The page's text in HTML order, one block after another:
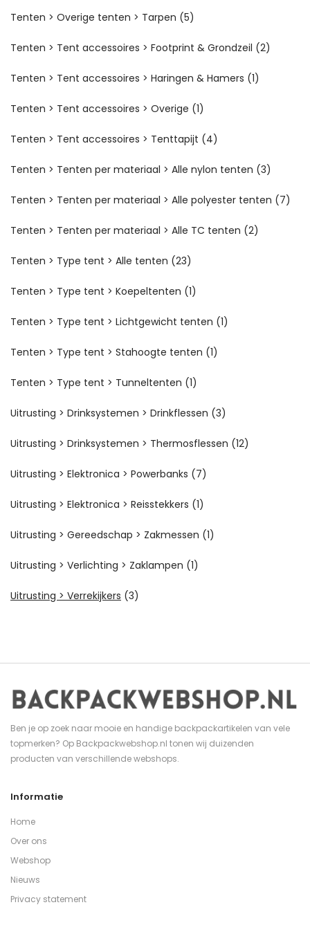
Tenten > Overige tenten > Tarpen (5)
Tenten > Tent accessoires > Footprint & Grondzeil (2)
Tenten > Tent accessoires > Haringen & Hamers (1)
Tenten > Tent accessoires > Overige (1)
Tenten > Tent accessoires > Tenttapijt (4)
Tenten > Tenten per materiaal > Alle nylon tenten (3)
Tenten > Tenten per materiaal > Alle polyester tenten (7)
Tenten > Tenten per materiaal > Alle TC tenten (2)
Tenten > Type tent > Alle tenten (23)
Tenten > Type tent > Koepeltenten (1)
Tenten > Type tent > Lichtgewicht tenten (1)
Tenten > Type tent > Stahoogte tenten (1)
Tenten > Type tent > Tunneltenten (1)
Uitrusting > Drinksystemen > Drinkflessen (3)
Uitrusting > Drinksystemen > Thermosflessen (12)
Uitrusting > Elektronica > Powerbanks (7)
Uitrusting > Elektronica > Reisstekkers (1)
Uitrusting > Gereedschap > Zakmessen (1)
Uitrusting > Verlichting > Zaklampen (1)
Uitrusting > Verrekijkers (3)
Ben je op zoek naar mooie en handige backpackartikelen van vele
topmerken? Op Backpackwebshop.nl tonen wij duizenden
producten van verschillende webshops.
Informatie
Home
Over ons
Webshop
Nieuws
Privacy statement